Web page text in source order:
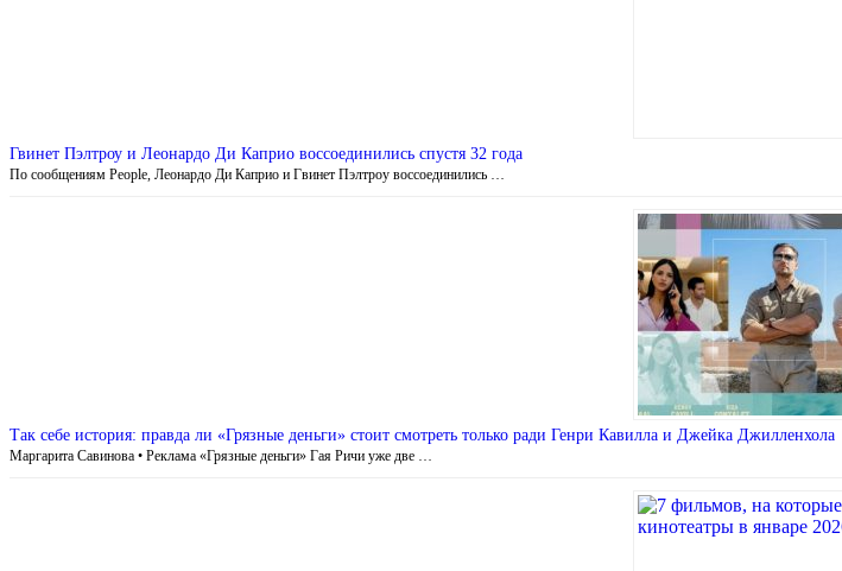
Гвинет Пэлтроу и Леонардо Ди Каприо воссоединились спустя 32 года
По сообщениям People, Леонардо Ди Каприо и Гвинет Пэлтроу воссоединились …
Так себе история: правда ли «Грязные деньги» стоит смотреть только ради Генри Кавилла и Джейка Джилленхола
Маргарита Савинова • Реклама «Грязные деньги» Гая Ричи уже две …